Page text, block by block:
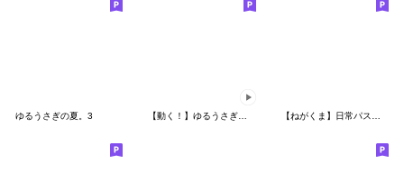
ゆるうさぎの夏。3 【動く！】ゆるうさぎの夏 。【修正版】 【ねがくま】日常パステルカラー